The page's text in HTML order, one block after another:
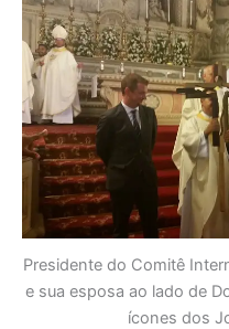
Presidente do Comitê
e sua esposa ao lado de
ícones dos